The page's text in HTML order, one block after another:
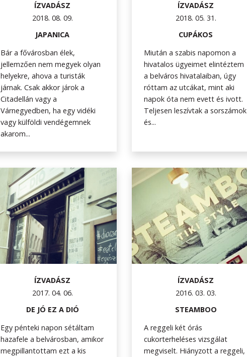
ÍZVADÁSZ
2018. 08. 09.
JAPANICA
Bár a fővárosban élek,
jellemzően nem megyek olyan
helyekre, ahova a turisták
járnak. Csak akkor járok a
Citadellán vagy a
Várnegyedben, ha egy vidéki
vagy külföldi vendégemnek
akarom...
ÍZVADÁSZ
2018. 05. 31.
CUPÁKOS
Miután a szabis napomon a
hivatalos ügyeimet elintéztem
a belváros hivatalaiban, úgy
róttam az utcákat, mint aki
napok óta nem evett és ivott.
Teljesen leszívtak a sorszámok
és...
ÍZVADÁSZ
2017. 04. 06.
DE JÓ EZ A DIÓ
Egy pénteki napon sétáltam
hazafele a belvárosban, amikor
megpillantottam ezt a kis
ÍZVADÁSZ
2016. 03. 03.
STEAMBOO
A reggeli két órás
cukorterheléses vizsgálat
megviselt. Hiányzott a reggeli,